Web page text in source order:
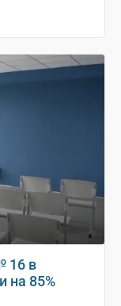
16 в
на 85%